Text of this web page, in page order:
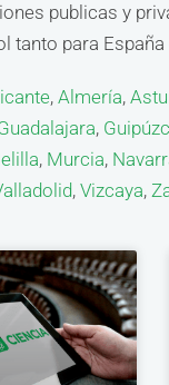
publicas y
tanto para
, Almería,
,
, Murcia,
, Vizcaya,